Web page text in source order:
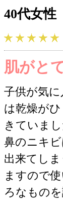
40代女性
肌がと
子供が気
は乾燥が
きていま
鼻のニキ
出来てし
ますので
ろなもの